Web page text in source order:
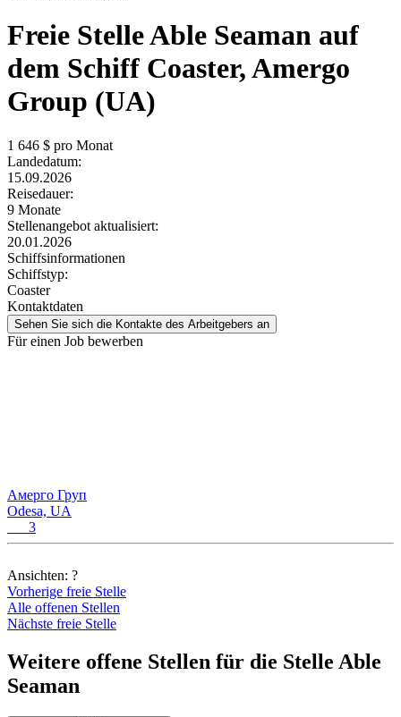
Freie StelleAble Seaman auf
dem Schiff Coaster, Amergo
Group (UA)
1 646 $ pro Monat
Landedatum:
15.09.2026
Reisedauer:
9 Monate
Stellenangebot aktualisiert:
20.01.2026
Schiffsinformationen
Schiffstyp:
Coaster
Kontaktdaten
Sehen Sie sich die Kontakte des Arbeitgebers an
Für einen Job bewerben
Амерго Груп
Odesa, UA
3
Ansichten: ?
Vorherige freie Stelle
Alle offenen Stellen
Nächste freie Stelle
Weitere offene Stellen für die Stelle Able
Seaman